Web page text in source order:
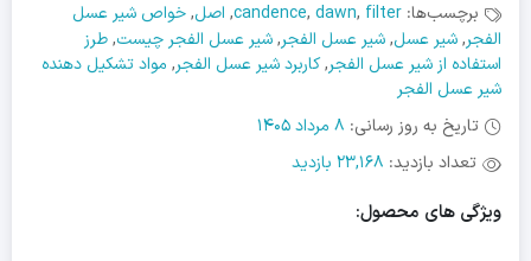
برچسب‌ها:
candence, dawn, filter
, اصل,خواص شیر عسل
الفجر,شیر عسل,شیر عسل الفجر,شیر عسل الفجر چیست,طرز
استفاده از شیر عسل الفجر,کاربرد شیر عسل الفجر, مواد تشکیل دهنده
شیر عسل الفجر
تاریخ به روز رسانی: 8 مرداد 1405
تعداد بازدید: 23,168 بازدید
ویژگی های محصول: